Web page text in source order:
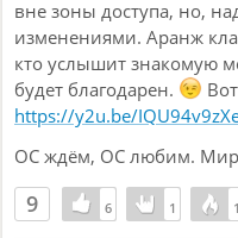
вне зоны доступа, но,
изменениями. Аранж
кто услышит знакомую
будет благодарен.
https://y2u.be/
ОС ждём, ОС любим. Мир
9 6
6 11 11